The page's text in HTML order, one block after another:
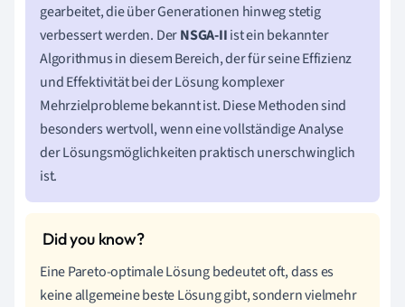
gearbeitet, die über Generationen hinweg stetig
verbessert werden. DerNSGA-IIist ein bekannter
Algorithmus in diesem Bereich, der für seine Effizienz
und Effektivität bei der Lösung komplexer
Mehrzielprobleme bekannt ist. Diese Methoden sind
besonders wertvoll, wenn eine vollständige Analyse
der Lösungsmöglichkeiten praktisch unerschwinglich
ist.
Eine Pareto-optimale Lösung bedeutet oft, dass es
keine allgemeine beste Lösung gibt, sondern vielmehr